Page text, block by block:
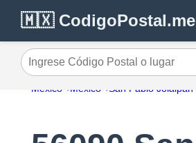
🇲🇽 CodigoPostal.me
Ingrese Código Postal o lugar
México México San Pablo Jolalpan